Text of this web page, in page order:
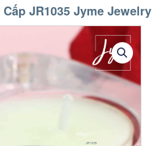
JR1035 Jyme Jewelry